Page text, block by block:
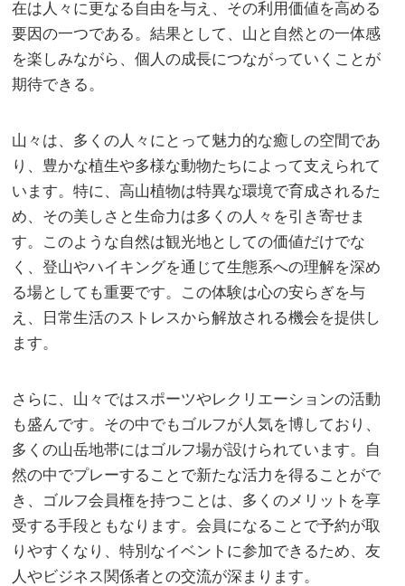
在は人々に更なる自由を与え、その利用価値を高める
要因の一つである。結果として、山と自然との一体感
を楽しみながら、個人の成長につながっていくことが
期待できる。
山々は、多くの人々にとって魅力的な癒しの空間であ
り、豊かな植生や多様な動物たちによって支えられて
います。特に、高山植物は特異な環境で育成されるた
め、その美しさと生命力は多くの人々を引き寄せま
す。このような自然は観光地としての価値だけでな
く、登山やハイキングを通じて生態系への理解を深め
る場としても重要です。この体験は心の安らぎを与
え、日常生活のストレスから解放される機会を提供し
ます。
さらに、山々ではスポーツやレクリエーションの活動
も盛んです。その中でもゴルフが人気を博しており、
多くの山岳地帯にはゴルフ場が設けられています。自
然の中でプレーすることで新たな活力を得ることがで
き、ゴルフ会員権を持つことは、多くのメリットを享
受する手段ともなります。会員になることで予約が取
りやすくなり、特別なイベントに参加できるため、友
人やビジネス関係者との交流が深まります。